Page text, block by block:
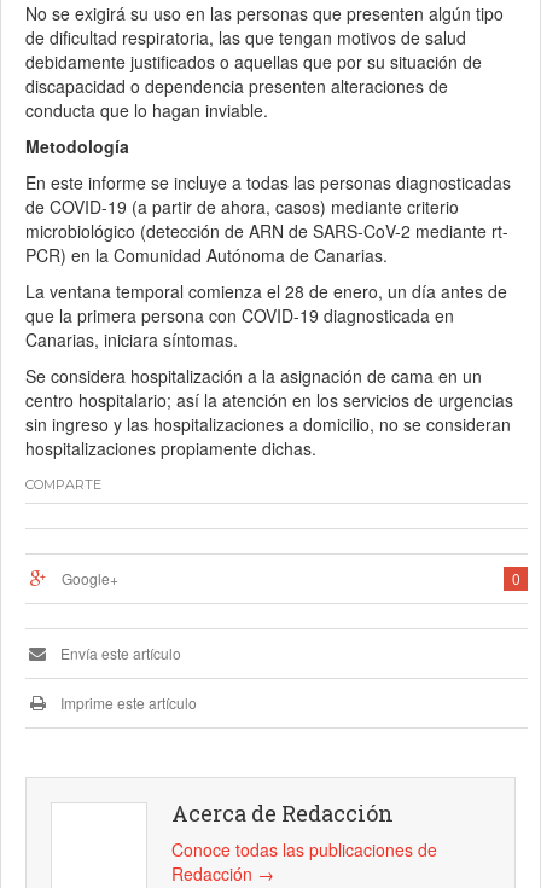
No se exigirá su uso en las personas que presenten algún tipo
de dificultad respiratoria, las que tengan motivos de salud
debidamente justificados o aquellas que por su situación de
discapacidad o dependencia presenten alteraciones de
conducta que lo hagan inviable.
Metodología
En este informe se incluye a todas las personas diagnosticadas
de COVID-19 (a partir de ahora, casos) mediante criterio
microbiológico (detección de ARN de SARS-CoV-2 mediante rt-
PCR) en la Comunidad Autónoma de Canarias.
La ventana temporal comienza el 28 de enero, un día antes de
que la primera persona con COVID-19 diagnosticada en
Canarias, iniciara síntomas.
Se considera hospitalización a la asignación de cama en un
centro hospitalario; así la atención en los servicios de urgencias
sin ingreso y las hospitalizaciones a domicilio, no se consideran
hospitalizaciones propiamente dichas.
COMPARTE
0
Google+
Envía este artículo
Imprime este artículo
Acerca de Redacción
Conoce todas las publicaciones de
Redacción →